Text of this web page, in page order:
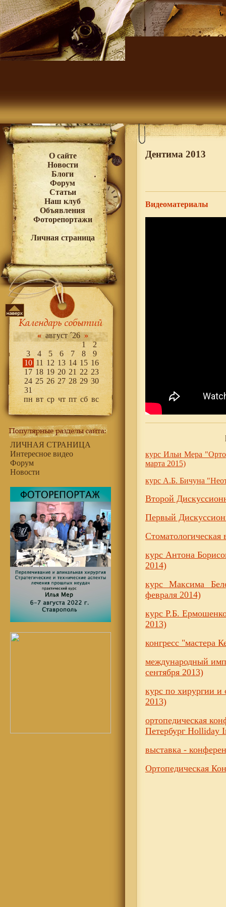
О сайте
Новости
Блоги
Форум
Статьи
Наш клуб
Объявления
Фоторепортажи
Личная страница
«август ´26 »
1
2
3
4 5 6 7 8
9
10 11 12 13 14 15 16
17 18 19 20 21 22 23
24 25 26 27 28 29 30
31
пн вт ср чт пт сб вс
ЛИЧНАЯ СТРАНИЦА
Интересное видео
Форум
Новости
Дентима 2013
Видеоматериалы
курс Ильи Мера
марта 2015)
курс А.Б. Бичуна
Второй
Первый
курс Антона
2014)
курс Максима
февраля 2014)
курс Р.Б.
2013)
конгресс "мастера
международный
сентября 2013)
курс по хирургии
2013)
ортопедическая
Петербург Holliday
выставка -
Ортопедическая